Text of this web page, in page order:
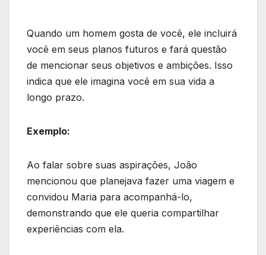
Quando um homem gosta de você, ele incluirá
você em seus planos futuros e fará questão
de mencionar seus objetivos e ambições. Isso
indica que ele imagina você em sua vida a
longo prazo.
Exemplo:
Ao falar sobre suas aspirações, João
mencionou que planejava fazer uma viagem e
convidou Maria para acompanhá-lo,
demonstrando que ele queria compartilhar
experiências com ela.